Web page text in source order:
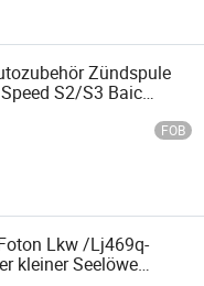
Zündspule
S2/S3 Baic
OEM: 37050100-C02-
FOB
Lkw /Lj469q-
kleiner Seelöwe